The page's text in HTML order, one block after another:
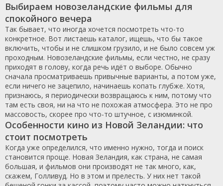
Выбираем новозеландские фильмы для
спокойного вечера
Так бывает, что иногда хочется посмотреть что-то
конкретное. Вот листаешь каталог, ищешь, что бы такое
включить, чтобы и не слишком грузило, и не было совсем уж
проходным. Новозеландские фильмы, если честно, не сразу
приходят в голову, когда речь идёт о выборе. Обычно
сначала просматриваешь привычные варианты, а потом уже,
если ничего не зацепило, начинаешь копать глубже. Хотя,
признаюсь, я периодически возвращаюсь к ним, потому что
там есть своя, ни на что не похожая атмосфера. Это не про
массовость, скорее про что-то штучное, с изюминкой.
Особенности кино из Новой Зеландии: что
стоит посмотреть
Когда уже определился, что именно нужно, тогда и поиск
становится проще. Новая Зеландия, как страна, не самая
большая, и фильмов они производят не так много, как,
скажем, Голливуд. Но в этом и прелесть. У них нет такой